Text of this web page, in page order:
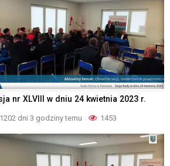
nr XLVIII w dniu 24 kwietnia 2023 r.
1202 dni 3 godziny temu 1453